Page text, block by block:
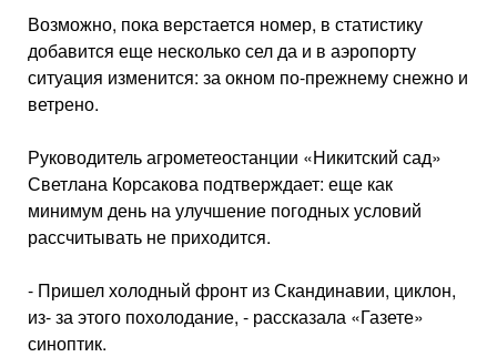
Возможно, пока верстает­ся номер, в статистику
доба­вится еще несколько сел да и в аэропорту
ситуация изме­нится: за окном по-прежнему снежно и
ветрено.
Руководитель агромете­останции «Никитский сад»
Светлана Корсакова под­тверждает: еще как
минимум день на улучшение погодных условий
рассчитывать не приходится.
- Пришел холодный фронт из Скандинавии, циклон,
из- за этого похолодание, - рас­сказала «Газете»
синоптик.